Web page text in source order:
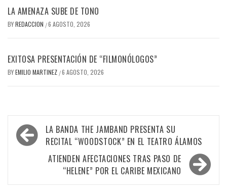
LA AMENAZA SUBE DE TONO
BYREDACCION /6 AGOSTO, 2026
EXITOSA PRESENTACIÓN DE “FILMONÓLOGOS”
BYEMILIO MARTINEZ /6 AGOSTO, 2026
Navegación
de
entradas
LA BANDA THE JAMBAND PRESENTA SU
RECITAL “WOODSTOCK” EN EL TEATRO ÁLAMOS
ATIENDEN AFECTACIONES TRAS PASO DE
“HELENE” POR EL CARIBE MEXICANO